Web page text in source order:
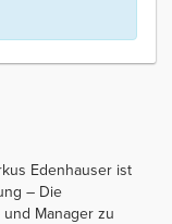
Edenhauser ist
– Die
Manager zu